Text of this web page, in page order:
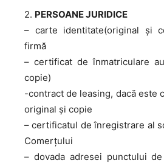
2. PERSOANE JURIDICE
– carte identitate(original și
firmă
– certificat de înmatriculare
copie)
-contract de leasing, dacă este
original și copie
– certificatul de înregistrare al
Comerțului
– dovada adresei punctului